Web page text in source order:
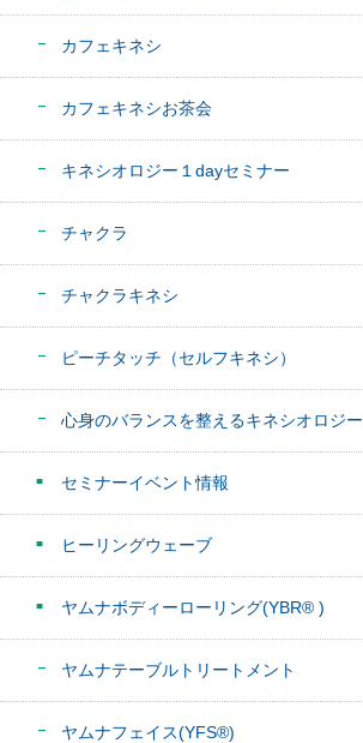
カフェキネシ
カフェキネシお茶会
キネシオロジー１dayセミナー
チャクラ
チャクラキネシ
ピーチタッチ（セルフキネシ）
心身のバランスを整えるキネシオロジー
セミナーイベント情報
ヒーリングウェーブ
ヤムナボディーローリング(YBR® )
ヤムナテーブルトリートメント
ヤムナフェイス(YFS®)